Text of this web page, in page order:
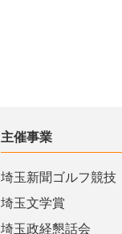
主催事業
埼玉新聞ゴルフ競技
埼玉文学賞
埼玉政経懇話会